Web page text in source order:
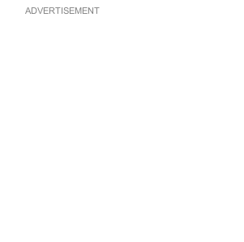
ADVERTISEMENT